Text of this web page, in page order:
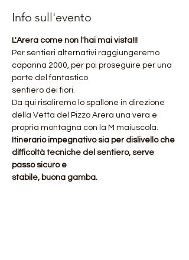
Info sull'evento
L'Arera come non l'hai mai vista!!!
Per sentieri alternativi raggiungeremo
capanna 2000, per poi proseguire per una
parte del fantastico
sentiero dei fiori.
Da qui risaliremo lo spallone in direzione
della Vetta del Pizzo Arera una vera e
propria montagna con la M maiuscola.
Itinerario impegnativo sia per dislivello che
difficoltà tecniche del sentiero, serve
passo sicuro e
stabile, buona gamba.